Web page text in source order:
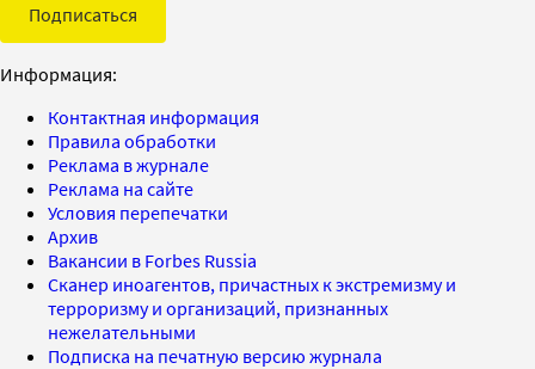
Подписаться
Информация:
Контактная информация
Правила обработки
Реклама в журнале
Реклама на сайте
Условия перепечатки
Архив
Вакансии в Forbes Russia
Сканер иноагентов, причастных к экстремизму и
терроризму и организаций, признанных
нежелательными
Подписка на печатную версию журнала